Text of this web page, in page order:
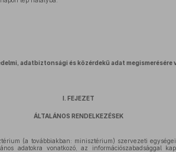
adatbiztonsági és közérdekű adat megismerésére
I. FEJEZET
ÁLTALÁNOS RENDELKEZÉSEK
(a továbbiakban: minisztérium) szervezeti
adatokra vonatkozó, az információszabadsággal